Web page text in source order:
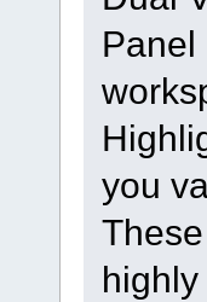
Panel
you